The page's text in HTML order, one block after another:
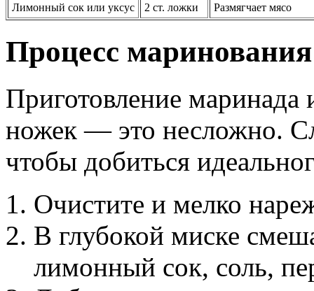
Лимонный сок или уксус
2 ст. ложки Размягчает мясо
Процесс
Приготовление
ножек — это несложно.
чтобы добиться
Очистите и мелко
В глубокой миске
лимонный сок, соль,